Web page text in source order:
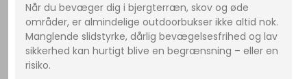
Når du bevæger dig i bjergterræn, skov og øde
områder, er almindelige outdoorbukser ikke altid nok.
Manglende slidstyrke, dårlig bevægelsesfrihed og lav
sikkerhed kan hurtigt blive en begrænsning – eller en
risiko.